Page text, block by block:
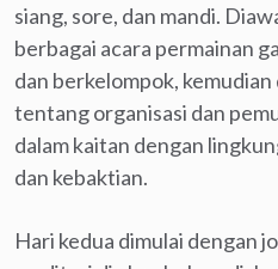
siang, sore, dan mandi.
berbagai acara permainan
dan berkelompok,
tentang organisasi dan
dalam kaitan dengan
dan kebaktian.
Hari kedua dimulai dengan